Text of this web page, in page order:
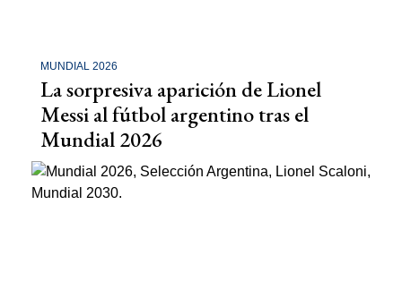
MUNDIAL 2026
La sorpresiva aparición de Lionel
Messi al fútbol argentino tras el
Mundial 2026